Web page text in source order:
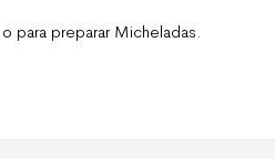
para preparar Micheladas.